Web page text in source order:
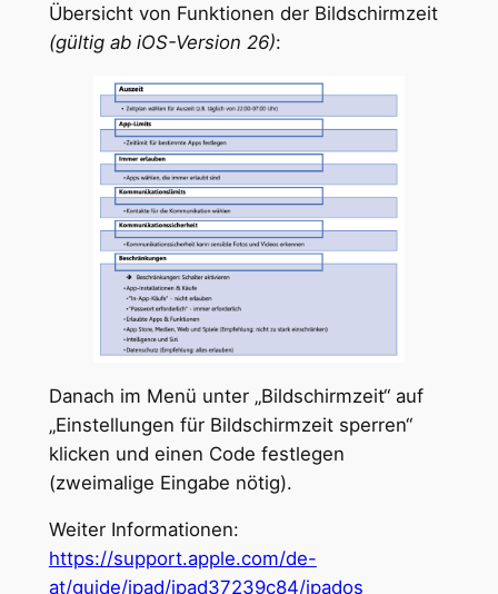
Übersicht von Funktionen der Bildschirmzeit
(gültig ab iOS-Version 26):
Danach im Menü unter „Bildschirmzeit“ auf
„Einstellungen für Bildschirmzeit sperren“
klicken und einen Code festlegen
(zweimalige Eingabe nötig).
Weiter Informationen:
https://support.apple.com/de-
at/guide/ipad/ipad37239c84/ipados